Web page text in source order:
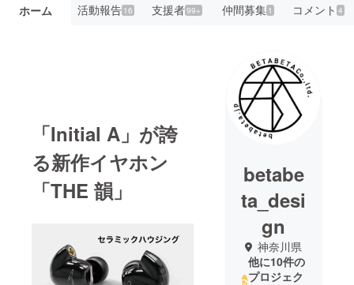
ホーム 活動報告16 支援者99+ 仲間募集 1 コメント4
「Initial A」が誇
る新作イヤホン
「THE 韻」
betabe
ta_desi
gn
神奈川県
他に10件の
プロジェク